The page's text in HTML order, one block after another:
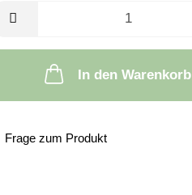
In den Warenkorb
Frage zum Produkt